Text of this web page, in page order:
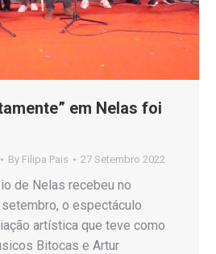
em Nelas foi
By Filipa Pais 27 Setembro 2022
de Nelas recebeu no
o espectáculo
artística que teve como
Bitocas e Artur